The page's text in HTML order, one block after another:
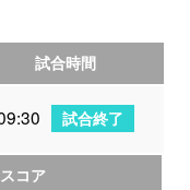
試合時間
試合終了
スコア